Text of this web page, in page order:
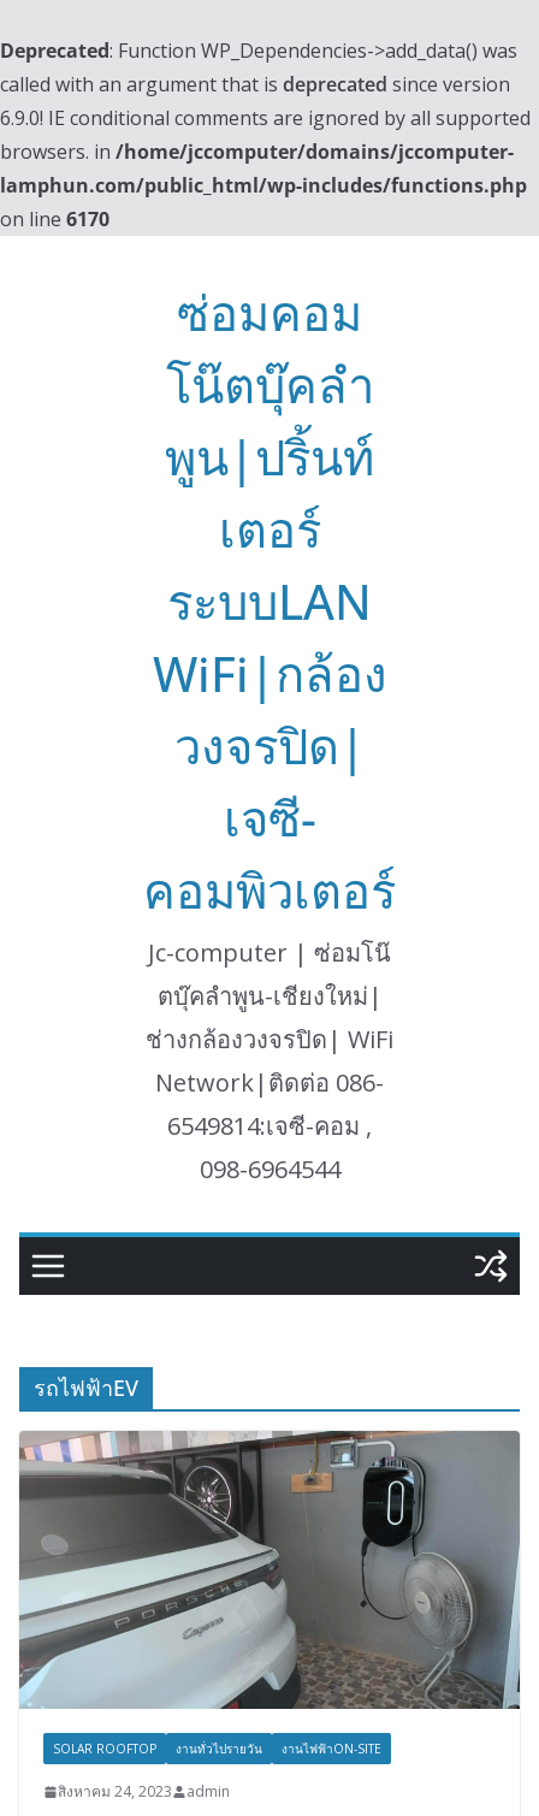
Deprecated: Function WP_Dependencies->add_data() was
called with an argument that is deprecated since version
6.9.0! IE conditional comments are ignored by all supported
browsers. in /home/jccomputer/domains/jccomputer-
lamphun.com/public_html/wp-includes/functions.php
on line 6170
ซ่อมคอม
โน๊ตบุ๊คลำ
พูน|ปริ้นท์
เตอร์
ระบบLAN
WiFi|กล้อง
วงจรปิด|
เจซี-
คอมพิวเตอร์
Jc-computer | ซ่อมโน๊
ตบุ๊คลำพูน-เชียงใหม่|
ช่างกล้องวงจรปิด| WiFi
Network|ติดต่อ 086-
6549814:เจซี-คอม ,
098-6964544
รถไฟฟ้าEV
SOLAR ROOFTOP งานทั่วไปรายวัน งานไฟฟ้าON-SITE
สิงหาคม 24, 2023 admin